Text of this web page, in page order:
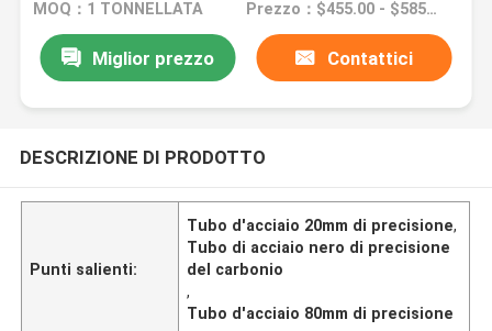
MOQ：1 TONNELLATA Prezzo：$455.00 - $585.00/Tons
Miglior prezzo Contattici
DESCRIZIONE DI PRODOTTO
Punti salienti:
Tubo d'acciaio 20mm di precisione,
Tubo di acciaio nero di precisione
del carbonio
,
Tubo d'acciaio 80mm di precisione